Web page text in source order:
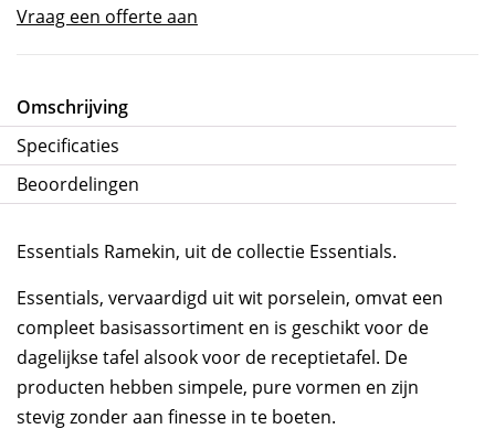
Vraag een offerte aan
Omschrijving
Specificaties
Beoordelingen
Essentials Ramekin, uit de collectie Essentials.
Essentials, vervaardigd uit wit porselein, omvat een
compleet basisassortiment en is geschikt voor de
dagelijkse tafel alsook voor de receptietafel. De
producten hebben simpele, pure vormen en zijn
stevig zonder aan finesse in te boeten.